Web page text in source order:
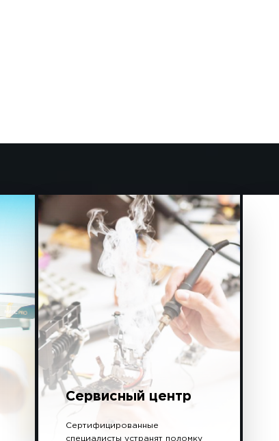
Сервисный центр
Сертифицированные
специалисты устранят поломку